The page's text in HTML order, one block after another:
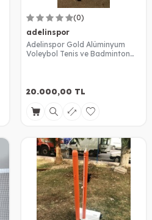
(0)
adelinspor
Adelinspor Gold Alüminyum
Voleybol Tenis ve Badminton
20.000,00 TL